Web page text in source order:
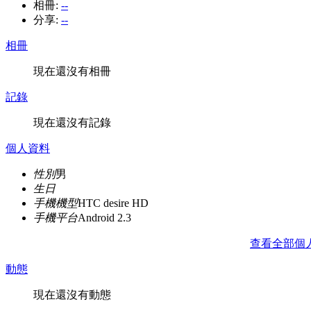
相冊: --
分享: --
相冊
現在還沒有相冊
記錄
現在還沒有記錄
個人資料
性別男
生日
手機機型HTC desire HD
手機平台Android 2.3
查看全部個
動態
現在還沒有動態